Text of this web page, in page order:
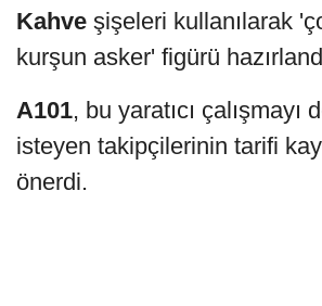
Kahve şişeleri kullanılarak
kurşun asker' figürü
A101, bu yaratıcı çalışmayı
isteyen takipçilerinin tarifi
önerdi.